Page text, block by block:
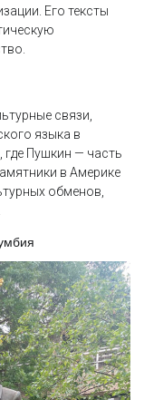
Его тексты
связи,
языка в
где Пушкин — часть
в Америке
обменов,